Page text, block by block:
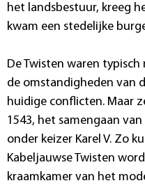
het landsbestuur, kreeg
kwam een stedelijke
De Twisten waren
de omstandigheden van
huidige conflicten. Maar
1543, het samengaan
onder keizer Karel V. Zo
Kabeljauwse Twisten
kraamkamer van het